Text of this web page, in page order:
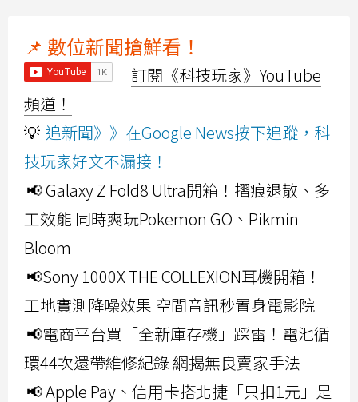
📌 數位新聞搶鮮看！
訂閱《科技玩家》YouTube
頻道！
💡 追新聞》》在Google News按下追蹤，科
技玩家好文不漏接！
📢 Galaxy Z Fold8 Ultra開箱！摺痕退散、多
工效能 同時爽玩Pokemon GO、Pikmin
Bloom
📢Sony 1000X THE COLLEXION耳機開箱！
工地實測降噪效果 空間音訊秒置身電影院
📢電商平台買「全新庫存機」踩雷！電池循
環44次還帶維修紀錄 網揭無良賣家手法
📢 Apple Pay、信用卡搭北捷「只扣1元」是